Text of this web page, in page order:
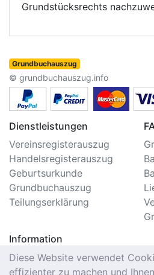
Grundstücksrechts
Grundbuchauszug
© grundbuchauszug.info
Dienstleistungen
Vereinsregisterauszug
Handelsregisterauszug
Geburtsurkunde
Grundbuchauszug
Teilungserklärung
Information
Impressum/Kontakt
Datenschutzerklärung
Diese Website verwendet
effizienter zu machen und